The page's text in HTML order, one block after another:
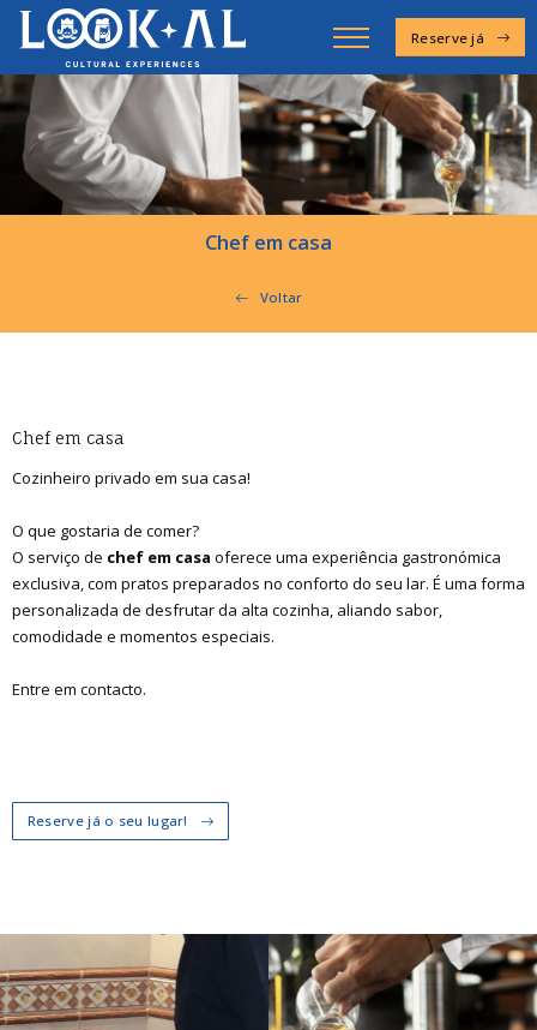
Reserve já
Chef em casa
Voltar
Chef em casa
Cozinheiro privado em sua casa!
O que gostaria de comer?
O serviço de chef em casa oferece uma experiência gastronómica
exclusiva, com pratos preparados no conforto do seu lar. É uma forma
personalizada de desfrutar da alta cozinha, aliando sabor,
comodidade e momentos especiais.
Entre em contacto.
Reserve já o seu lugar!